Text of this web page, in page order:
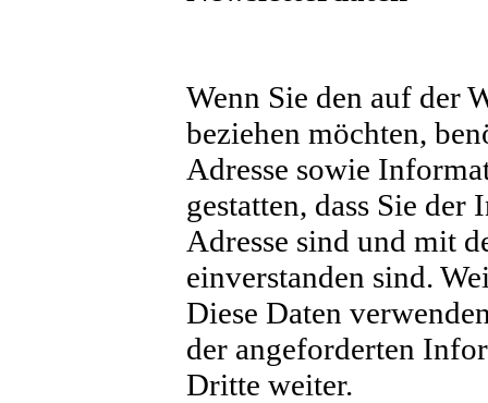
Wenn Sie den auf der
beziehen möchten,
Adresse sowie
gestatten, dass Sie
Adresse sind und mit
einverstanden sind.
Diese Daten
der angeforderten
Dritte weiter.